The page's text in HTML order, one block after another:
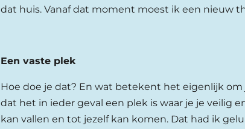
dat huis. Vanaf dat moment moest ik een nieuw
Een vaste plek
Hoe doe je dat? En wat betekent het eigenlijk om
dat het in ieder geval een plek is waar je je veilig
kan vallen en tot jezelf kan komen. Dat had ik